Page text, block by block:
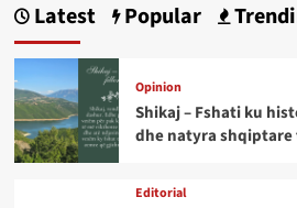
Latest Popular
Opinion
Shikaj – Fshati ku
dhe natyra shqiptare
Editorial